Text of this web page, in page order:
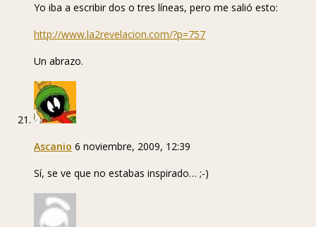
Yo iba a escribir dos o tres líneas, pero me salió esto:
http://www.la2revelacion.com/?p=757
Un abrazo.
Ascanio 6 noviembre, 2009, 12:39
Sí, se ve que no estabas inspirado… ;-)